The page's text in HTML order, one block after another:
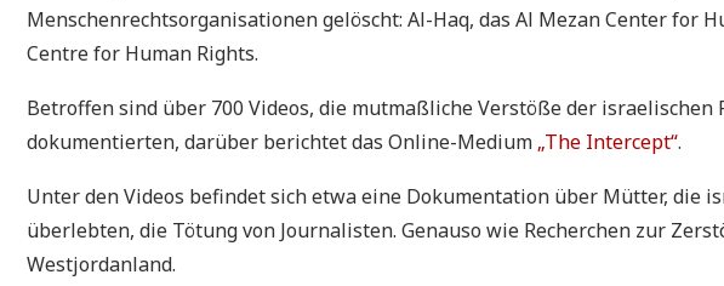
Menschenrechtsorganisationen gelöscht: Al-Haq, das Al Mezan Center for
Centre for Human Rights.
Betroffen sind über 700 Videos, die mutmaßliche Verstöße der israelischen
dokumentierten, darüber berichtet das Online-Medium „The Intercept“.
Unter den Videos befindet sich etwa eine Dokumentation über Mütter, die
überlebten, die Tötung von Journalisten. Genauso wie Recherchen zur
Westjordanland.